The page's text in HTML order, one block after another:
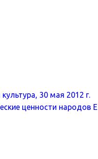
30 мая 2012 г.
ценности народов